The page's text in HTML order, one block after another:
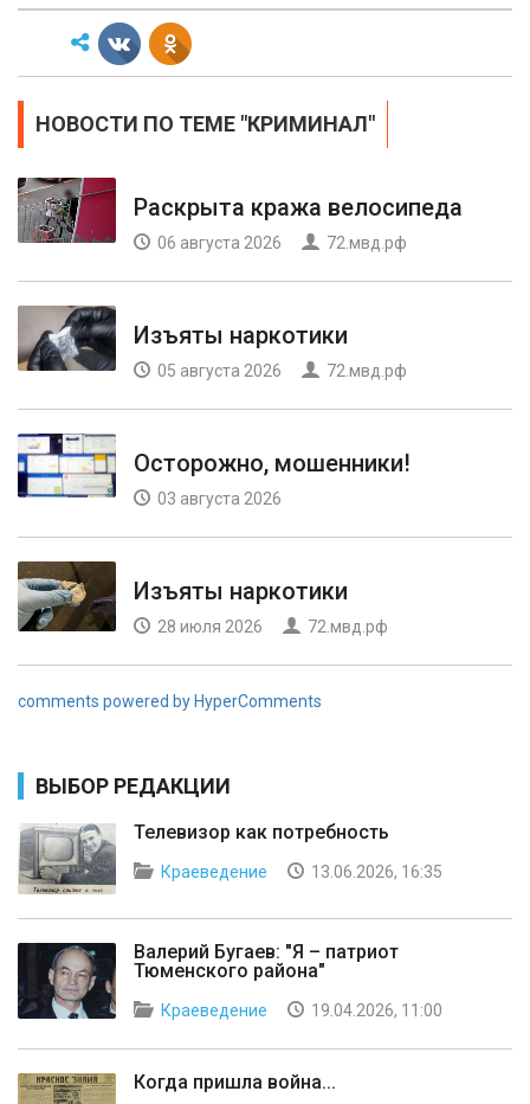
НОВОСТИ ПО ТЕМЕ "КРИМИНАЛ"
Раскрыта кража велосипеда
06 августа 2026 72.мвд.рф
Изъяты наркотики
05 августа 2026 72.мвд.рф
Осторожно, мошенники!
03 августа 2026
Изъяты наркотики
28 июля 2026 72.мвд.рф
comments powered by HyperComments
ВЫБОР РЕДАКЦИИ
Телевизор как потребность
Краеведение 13.06.2026, 16:35
Валерий Бугаев: "Я – патриот
Тюменского района"
Краеведение 19.04.2026, 11:00
Когда пришла война...